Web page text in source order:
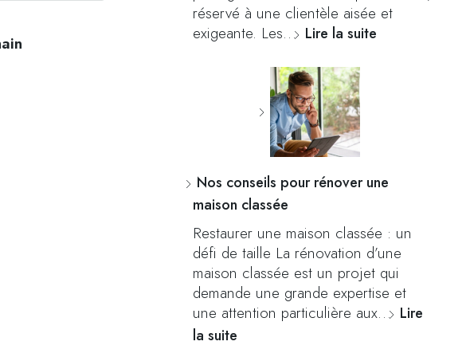
réservé à une clientèle aisée et
exigeante. Les… Lire la suite
Nos conseils pour rénover une
maison classée
Restaurer une maison classée : un
défi de taille La rénovation d’une
maison classée est un projet qui
demande une grande expertise et
une attention particulière aux… Lire
la suite